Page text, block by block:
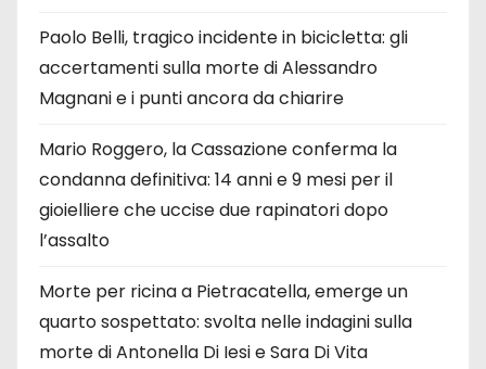
Paolo Belli, tragico incidente in bicicletta: gli
accertamenti sulla morte di Alessandro
Magnani e i punti ancora da chiarire
Mario Roggero, la Cassazione conferma la
condanna definitiva: 14 anni e 9 mesi per il
gioielliere che uccise due rapinatori dopo
l’assalto
Morte per ricina a Pietracatella, emerge un
quarto sospettato: svolta nelle indagini sulla
morte di Antonella Di Iesi e Sara Di Vita